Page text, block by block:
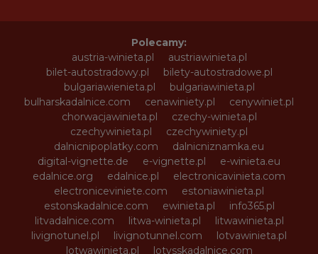
Polecamy:
austria-winieta.pl
austriawinieta.pl
bilet-autostradowy.pl
bilety-autostradowe.pl
bulgariawienieta.pl
bulgariawinieta.pl
bulharskadalnice.com
cenawiniety.pl
cenywiniet.pl
chorwacjawinieta.pl
czechy-winieta.pl
czechywinieta.pl
czechywiniety.pl
dalnicnipoplatky.com
dalnicniznamka.eu
digital-vignette.de
e-vignette.pl
e-winieta.eu
edalnice.org
edalnice.pl
electronicavinieta.com
electroniceviniete.com
estoniawinieta.pl
estonskadalnice.com
ewinieta.pl
info365.pl
litvadalnice.com
litwa-winieta.pl
litwawinieta.pl
livignotunel.pl
livignotunnel.com
lotvawinieta.pl
lotwawinieta.pl
lotysskadalnice.com